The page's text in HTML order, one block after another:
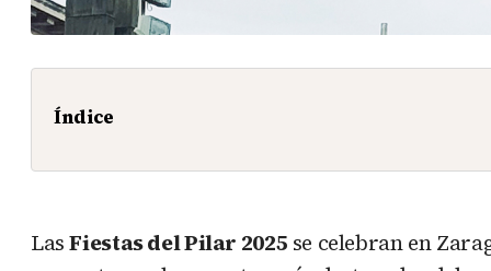
Índice
LasFiestas del Pilar 2025 se celebran en